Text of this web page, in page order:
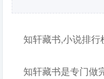
知轩藏书,小说排
知轩藏书是专门做